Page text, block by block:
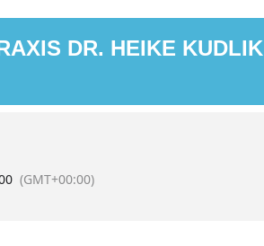
DR. HEIKE KUDLIK
(GMT+00:00)